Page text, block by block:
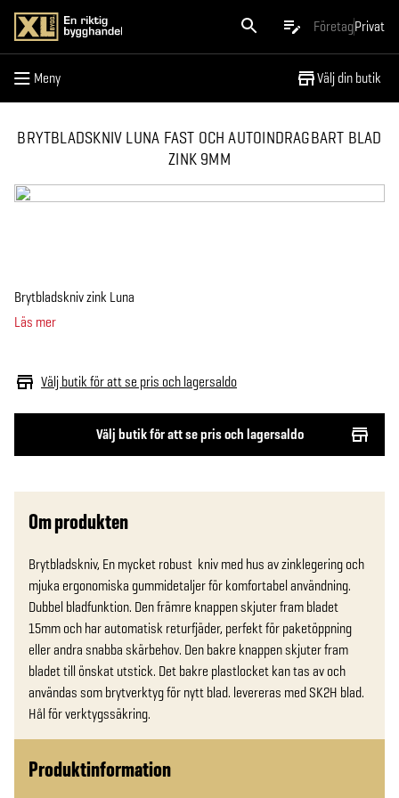
FöretagPrivat
Meny Välj din butik
Meny
BRYTBLADSKNIV LUNA FAST OCH AUTOINDRAGBART BLAD
ZINK 9MM
Välj butik för att se pris och lagersaldo
Välj butik för att se pris och lagersaldo
Brytbladskniv zink Luna
Läs mer
Om produkten
Brytbladskniv, En mycket robust  kniv med hus av zinklegering och
mjuka ergonomiska gummidetaljer för komfortabel användning.
Dubbel bladfunktion. Den främre knappen skjuter fram bladet
15mm och har automatisk returfjäder, perfekt för paketöppning
eller andra snabba skärbehov. Den bakre knappen skjuter fram
bladet till önskat utstick. Det bakre plastlocket kan tas av och
användas som brytverktyg för nytt blad. levereras med SK2H blad.
Hål för verktygssäkring.
Produktinformation